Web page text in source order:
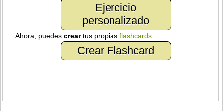
Ejercicio
personalizado
Ahora, puedescreartus propiasflashcards
Crear Flashcard